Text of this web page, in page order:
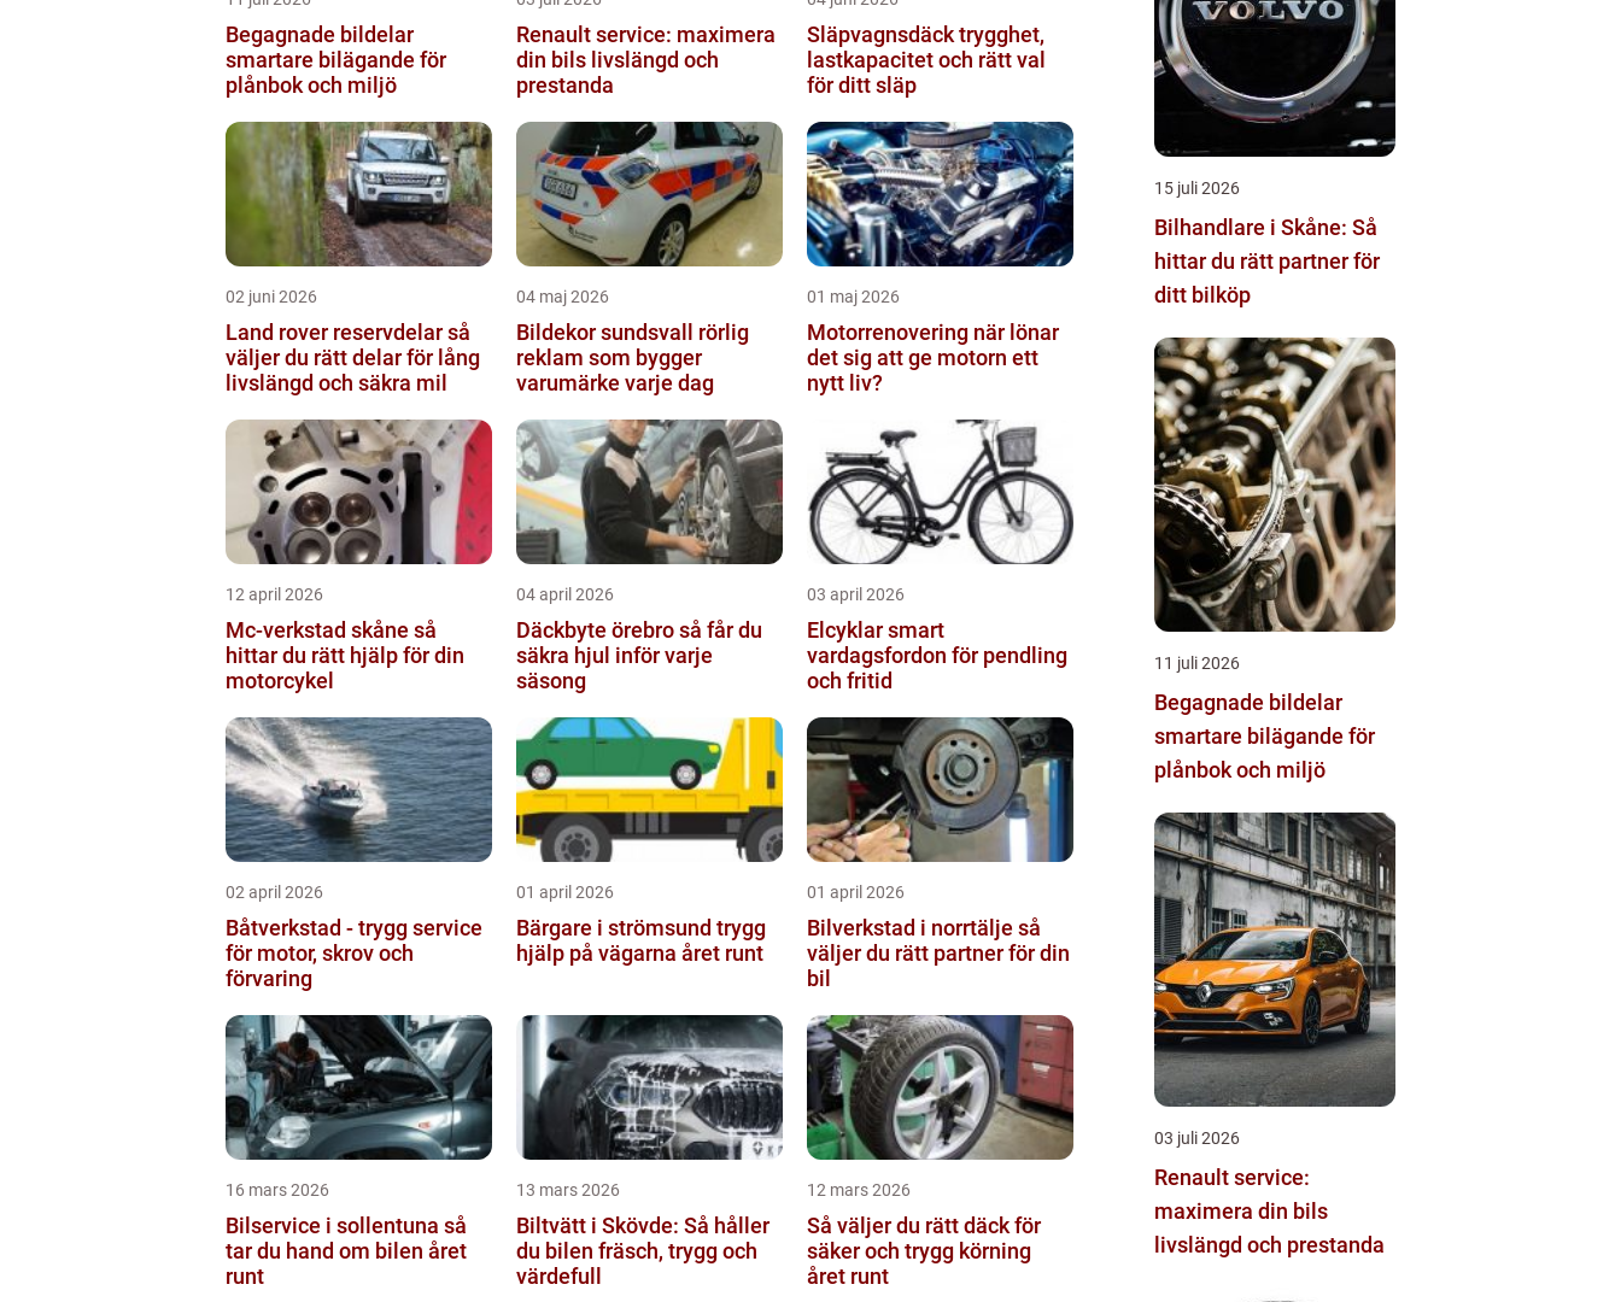
Begagnade bildelar
smartare bilägande för
plånbok och miljö
Renault service: maximera
din bils livslängd och
prestanda
Släpvagnsdäck trygghet,
lastkapacitet och rätt val
för ditt släp
02 juni 2026
Land rover reservdelar så
väljer du rätt delar för lång
livslängd och säkra mil
04 maj 2026
Bildekor sundsvall rörlig
reklam som bygger
varumärke varje dag
01 maj 2026
Motorrenovering när lönar
det sig att ge motorn ett
nytt liv?
12 april 2026
Mc-verkstad skåne så
hittar du rätt hjälp för din
motorcykel
04 april 2026
Däckbyte örebro så får du
säkra hjul inför varje
säsong
03 april 2026
Elcyklar smart
vardagsfordon för pendling
och fritid
02 april 2026
Båtverkstad - trygg service
för motor, skrov och
förvaring
01 april 2026
Bärgare i strömsund trygg
hjälp på vägarna året runt
01 april 2026
Bilverkstad i norrtälje så
väljer du rätt partner för din
bil
16 mars 2026
Bilservice i sollentuna så
tar du hand om bilen året
runt
13 mars 2026
Biltvätt i Skövde: Så håller
du bilen fräsch, trygg och
värdefull
12 mars 2026
Så väljer du rätt däck för
säker och trygg körning
året runt
15 juli 2026
Bilhandlare i Skåne: Så
hittar du rätt partner för
ditt bilköp
11 juli 2026
Begagnade bildelar
smartare bilägande för
plånbok och miljö
03 juli 2026
Renault service:
maximera din bils
livslängd och prestanda